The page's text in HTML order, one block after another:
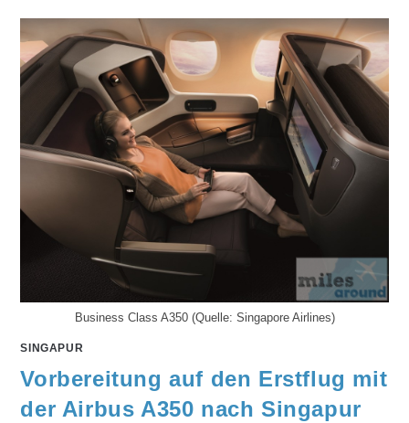
Business Class A350 (Quelle: Singapore Airlines)
SINGAPUR
Vorbereitung auf den Erstflug mit
der Airbus A350 nach Singapur